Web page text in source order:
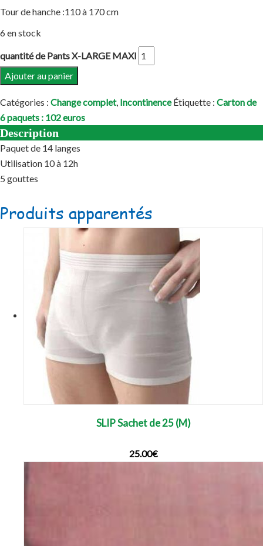
Tour de hanche :110 à 170 cm
6 en stock
quantité de Pants X-LARGE MAXI
Ajouter au panier
Catégories : Change complet, Incontinence Étiquette : Carton de
6 paquets : 102 euros
Description
Paquet de 14 langes
Utilisation 10 à 12h
5 gouttes
Produits apparentés
SLIP Sachet de 25 (M)
25.00€